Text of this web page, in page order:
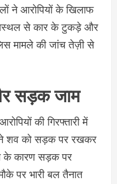
ने आरोपियों के खिलाफ
से कार के टुकड़े और
मामले की जांच तेज़ी से
सड़क जाम
की गिरफ्तारी में
शव को सड़क पर रखकर
के कारण सड़क पर
पर भारी बल तैनात